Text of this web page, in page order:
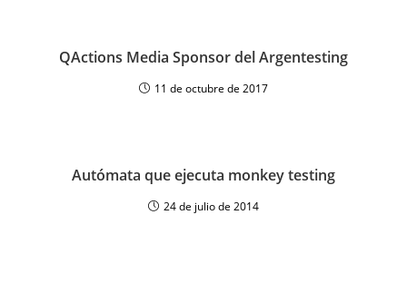
QActions Media Sponsor del Argentesting
11 de octubre de 2017
Autómata que ejecuta monkey testing
24 de julio de 2014